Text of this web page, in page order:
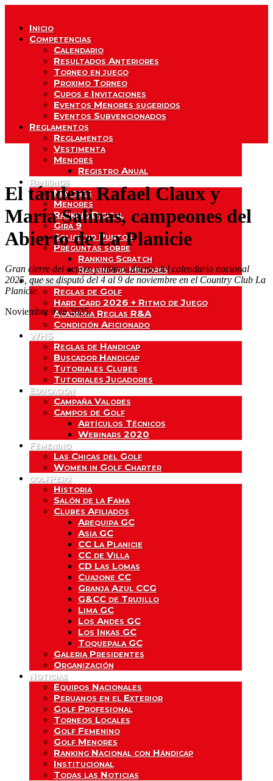
Inicio
Competencias
Calendario
Resultados Anteriores
Torneo en juego
Proximo Torneo
Cupos e Invitaciones
Eventos Menores sugeridos
Eventos Subvencionados
Reglamentos
Reglamentos
Vestimenta
Menores
Registro Anual
Rankings
Mayores
Menores
Ranking Digital
Gira 9
Solicitud Puntos
Preguntas sobre
Ranking Scratch
Ranking de Menores
Reglas
Reglas de Golf
Hard Card 2026 + Ritmo de Juego
Academia Reglas R&A
Condición Aficionado
WHS
Reglas de Handicap
Buscador Handicap
Tutoriales Clubes
Tutoriales Jugadores
Educación
Campaña Valores
Campos de Golf
Artículos Técnicos
Webinars 2020
Femenino
Las Chicas del Golf
Women in Golf Charter
golfPerú
Historia
Salón de la Fama
Clubes Afiliados
Arequipa GC
Asia GC
CC La Planicie
CC de Villa
CD Las Lomas
Cuajone CC
Granja Azul CCG
G&CC de Trujillo
Lima GC
Los Andes GC
Los Inkas GC
Toquepala GC
Galeria Presidentes
Organización
Noticias
Equipos Nacionales
Peruanos en el Exterior
Golf Profesional
Torneos Locales
Golf Femenino
Golf Menores
Ranking Nacional con Hándicap
Institucional
Todas las Noticias
El tándem Rafael Claux y
María Salinas, campeones del
Abierto de La Planicie
Gran cierre del octavo y último abierto del calendario nacional
2025, que se disputó del 4 al 9 de noviembre en el Country Club La
Planicie.
Noviembre 9 de 2025